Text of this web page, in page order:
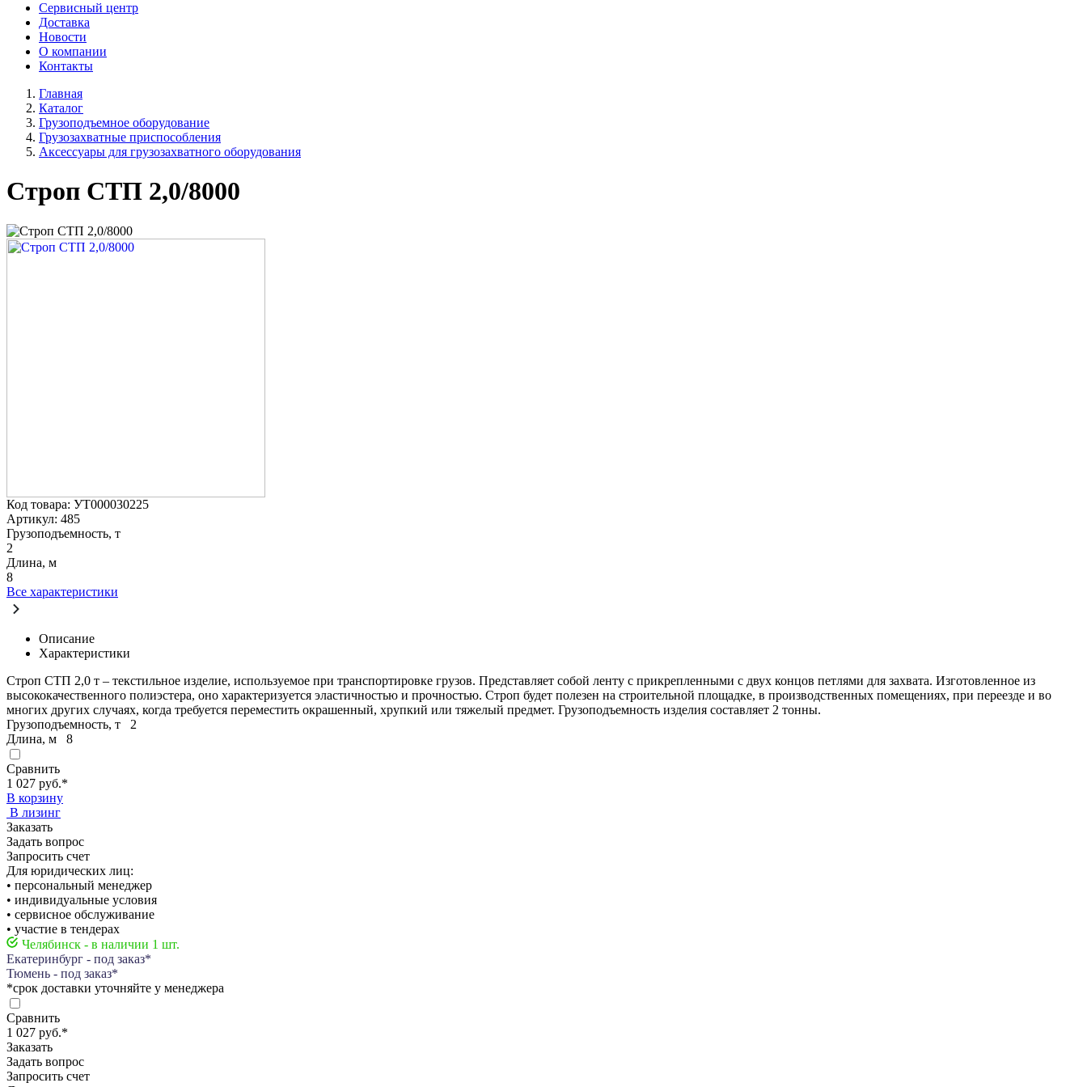
Сервисный центр
Доставка
Новости
О компании
Контакты
Главная
Каталог
Грузоподъемное оборудование
Грузозахватные приспособления
Аксессуары для грузозахватного оборудования
Строп СТП 2,0/8000
Код товара: УТ000030225
Артикул: 485
Грузоподъемность, т
2
Длина, м
8
Все характеристики
Описание
Характеристики
Строп СТП 2,0 т – текстильное изделие, используемое при транспортировке грузов. Представляет собой ленту с прикрепленными с двух концов петлями для захвата. Изготовленное из
высококачественного полиэстера, оно характеризуется эластичностью и прочностью. Строп будет полезен на строительной площадке, в производственных помещениях, при переезде и во
многих других случаях, когда требуется переместить окрашенный, хрупкий или тяжелый предмет. Грузоподъемность изделия составляет 2 тонны.
Грузоподъемность, т
2
Длина, м
8
Сравнить
1 027 руб.*
В корзину
В лизинг
Заказать
Задать вопрос
Запросить счет
Для юридических лиц:
• персональный менеджер
• индивидуальные условия
• сервисное обслуживание
• участие в тендерах
Челябинск - в наличии 1 шт.
Екатеринбург - под заказ*
Тюмень - под заказ*
*срок доставки уточняйте у менеджера
Сравнить
1 027 руб.*
Заказать
Задать вопрос
Запросить счет